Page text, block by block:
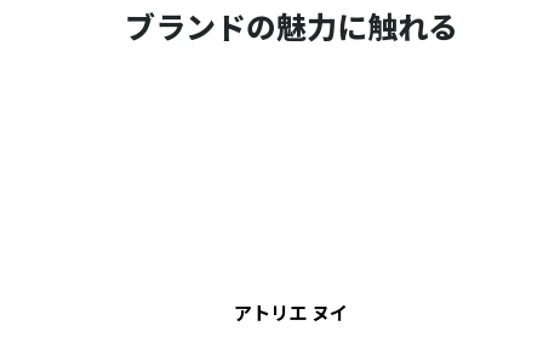
ブランドの魅力に触れる
アトリエ ヌイ